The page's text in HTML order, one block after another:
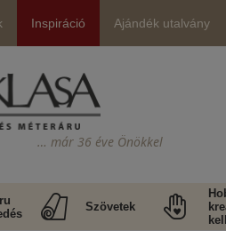
Inspiráció Ajándék utalvány
… már 36 éve Önökkel
Szövetek